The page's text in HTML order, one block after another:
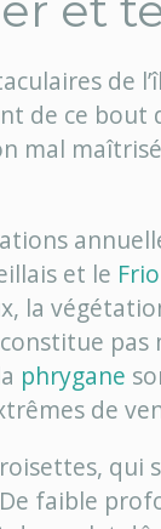
de
de ce
mal
et le
la
constitue
phrygane
de
faible